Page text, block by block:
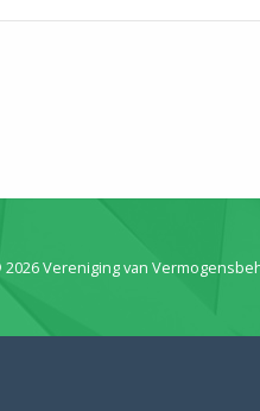
Vereniging van